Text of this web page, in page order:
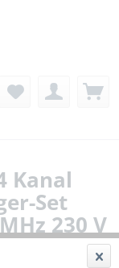
Kanal
Set
230 V